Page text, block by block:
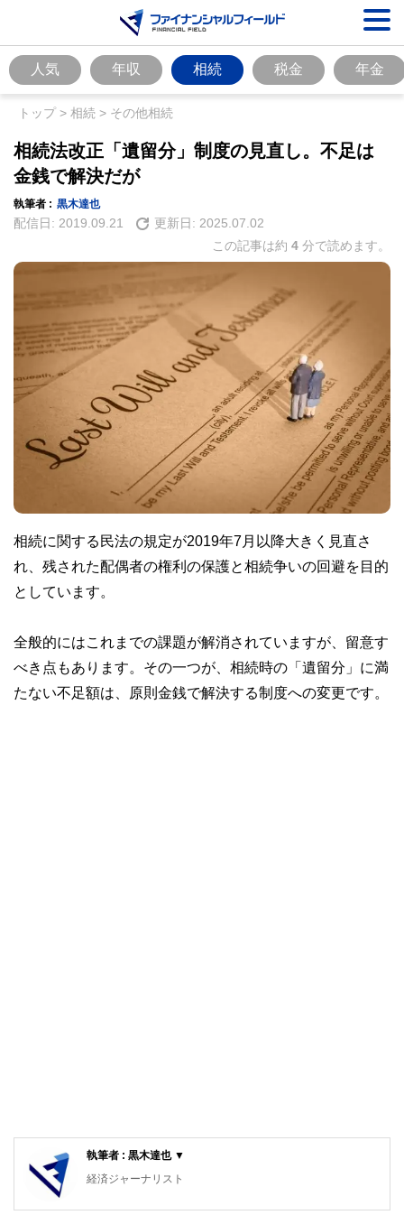
人気 年収 相続 税金 年金
トップ> 相続 > その他相続
相続法改正「遺留分」制度の見直し。不足は
金銭で解決だが
執筆者 : 黒木達也
配信日: 2019.09.21 更新日: 2025.07.02
この記事は約 4 分で読めます。
相続に関する民法の規定が2019年7月以降大きく見直さ
れ、残された配偶者の権利の保護と相続争いの回避を目的
としています。
全般的にはこれまでの課題が解消されていますが、留意す
べき点もあります。その一つが、相続時の「遺留分」に満
たない不足額は、原則金銭で解決する制度への変更です。
執筆者 : 黒木達也 ▼
経済ジャーナリスト
大手新聞社出版局勤務を経て現職。